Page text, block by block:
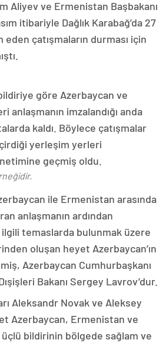
Aliyev ve Ermenistan Başbakanı
itibariyle Dağlık Karabağ’da 27
eden çatışmaların durması için
göre Azerbaycan ve
anlaşmanın imzalandığı anda
kaldı. Böylece çatışmalar
yerleşim yerleri
geçmiş oldu.
ile Ermenistan arasında
anlaşmanın ardından
temaslarda bulunmak üzere
oluşan heyet Azerbaycan’ın
Azerbaycan Cumhurbaşkanı
Bakanı Sergey Lavrov’dur.
Aleksandr Novak ve Aleksey
Azerbaycan, Ermenistan ve
üçlü bildirinin bölgede sağlam ve